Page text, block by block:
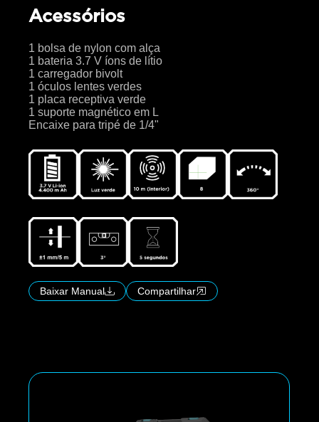
Acessórios
1 bolsa de nylon com alça
1 bateria 3.7 V íons de lítio
1 carregador bivolt
1 óculos lentes verdes
1 placa receptiva verde
1 suporte magnético em L
Encaixe para tripé de 1/4"
Baixar Manual Compartilhar